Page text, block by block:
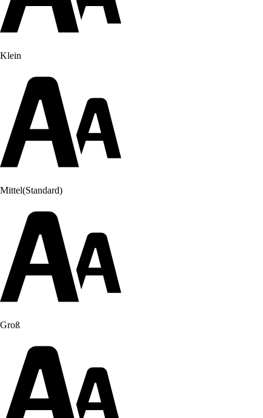
Klein
Mittel(Standard)
Groß